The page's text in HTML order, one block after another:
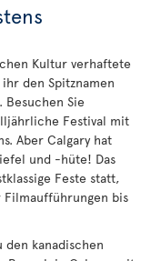
Kultur verhaftete
den Spitznamen
Besuchen Sie
Festival mit
Aber Calgary hat
und -hüte! Das
Feste statt,
Filmaufführungen bis
den kanadischen